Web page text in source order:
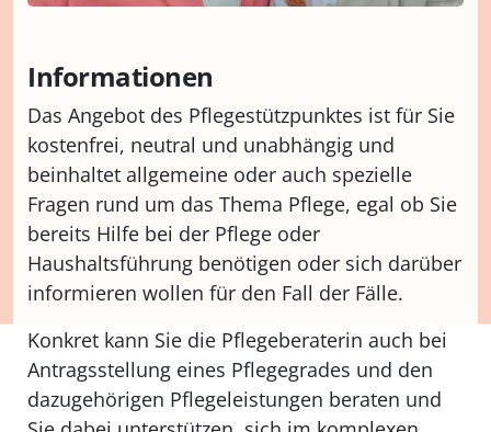
Informationen
Das Angebot des Pflegestützpunktes ist für Sie
kostenfrei, neutral und unabhängig und
beinhaltet allgemeine oder auch spezielle
Fragen rund um das Thema Pflege, egal ob Sie
bereits Hilfe bei der Pflege oder
Haushaltsführung benötigen oder sich darüber
informieren wollen für den Fall der Fälle.
Konkret kann Sie die Pflegeberaterin auch bei
Antragsstellung eines Pflegegrades und den
dazugehörigen Pflegeleistungen beraten und